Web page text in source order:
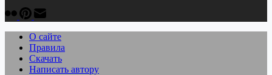
О сайте
Правила
Скачать
Написать автору